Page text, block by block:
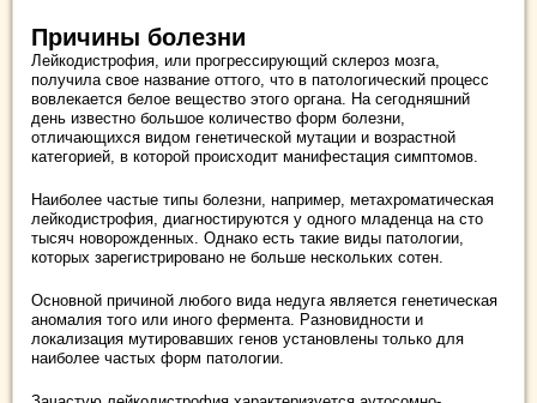
Причины болезни
Лейкодистрофия, или прогрессирующий склероз мозга,
получила свое название оттого, что в патологический процесс
вовлекается белое вещество этого органа. На сегодняшний
день известно большое количество форм болезни,
отличающихся видом генетической мутации и возрастной
категорией, в которой происходит манифестация симптомов.
Наиболее частые типы болезни, например, метахроматическая
лейкодистрофия, диагностируются у одного младенца на сто
тысяч новорожденных. Однако есть такие виды патологии,
которых зарегистрировано не больше нескольких сотен.
Основной причиной любого вида недуга является генетическая
аномалия того или иного фермента. Разновидности и
локализация мутировавших генов установлены только для
наиболее частых форм патологии.